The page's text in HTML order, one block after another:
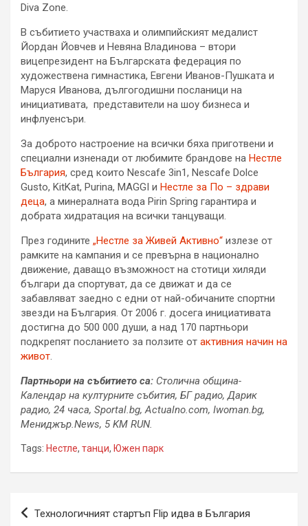
Diva Zone.
В събитието участваха и олимпийският медалист
Йордан Йовчев и Невяна Владинова – втори
вицепрезидент на Българската федерация по
художествена гимнастика, Евгени Иванов-Пушката и
Маруся Иванова, дългогодишни посланици на
инициативата, представители на шоу бизнеса и
инфлуенсъри.
За доброто настроение на всички бяха приготвени и
специални изненади от любимите брандове на Нестле
България, сред които Nescafe 3in1, Nescafe Dolce
Gusto, KitKat, Purina, MAGGI и Нестле за По – здрави
деца, а минералната вода Pirin Spring гарантира и
добрата хидратация на всички танцуващи.
През годините „Нестле за Живей Активно“ излезе от
рамките на кампания и се превърна в национално
движение, даващо възможност на стотици хиляди
българи да спортуват, да се движат и да се
забавляват заедно с едни от най-обичаните спортни
звезди на България. От 2006 г. досега инициативата
достигна до 500 000 души, а над 170 партньори
подкрепят посланието за ползите от активния начин на
живот.
Партньори на събитието са: Столична община-
Календар на културните събития, БГ радио, Дарик
радио, 24 часа, Sportal.bg, Actualno.com, Iwoman.bg,
Мениджър.News, 5KM RUN.
Tags: Нестле, танци, Южен парк
Навигация
Технологичният стартъп Flip идва в България